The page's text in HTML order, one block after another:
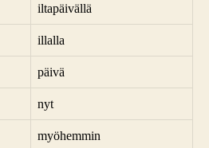
iltapäivällä
illalla
päivä
nyt
myöhemmin